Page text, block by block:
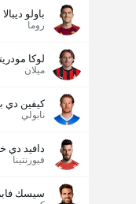
باولو ديبالا
روما
لوكا
ميلان
كيفين دي
نابولي
دافيد دي
فيورنتينا
سيسك